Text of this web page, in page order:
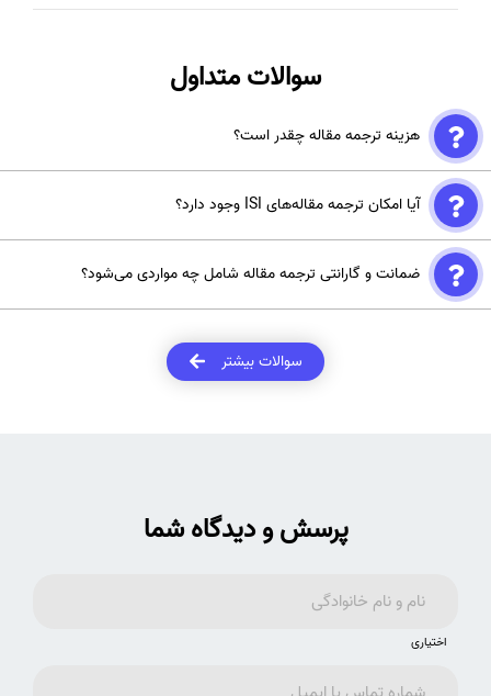
سوالات متداول
هزینه ترجمه مقاله چقدر است؟
هزینه ترجمه در موسسه انتشاراتی اشراق با توجه به کیفیت مدنظر و حجم
مقاله شما محاسبه می شود. همچنین می توانید سفارش خود را به صورت
فریلنسر ثبت کنید و هزینه مدنظر را شما تعیین نمایید.
آیا امکان ترجمه مقاله‌های ISI وجود دارد؟
بله شما می‌توانید ترجمه انواع مقاله‌های علمی و تخصصی خود را با خیال
راحت به متخصصان با تجربه موسسه انتشاراتی اشراق بسپارید.
ضمانت و گارانتی ترجمه مقاله شامل چه مواردی می‌شود؟
ژورنال های علمی شامل گارانتی و ضمانت هستند. در صورت وجود ایراد
احتمالی، به‌صورت رایگان توسط ما بازبینی و ویرایش انجام می‌شود.
سوالات بیشتر
پرسش و دیدگاه شما
اختیاری